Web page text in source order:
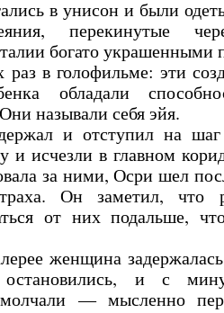
в унисон и были
перекинутые
богато украшенными
в голофильме: эти
обладали
называли себя эйя.
и отступил на
и исчезли в главном
за ними, Осри шел
Он заметил, что
от них подальше,
женщина
и с
— мысленно